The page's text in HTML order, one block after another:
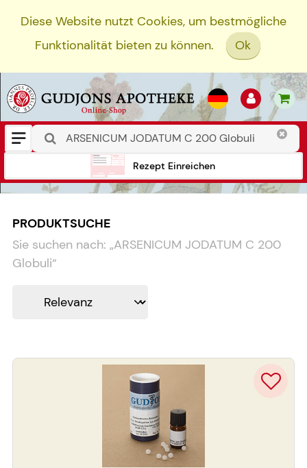
Diese Website nutzt Cookies, um bestmögliche
Funktionalität bieten zu können.
Ok
Rezept Einreichen
PRODUKTSUCHE
Sie suchen nach: „ARSENICUM JODATUM C 200
Globuli“